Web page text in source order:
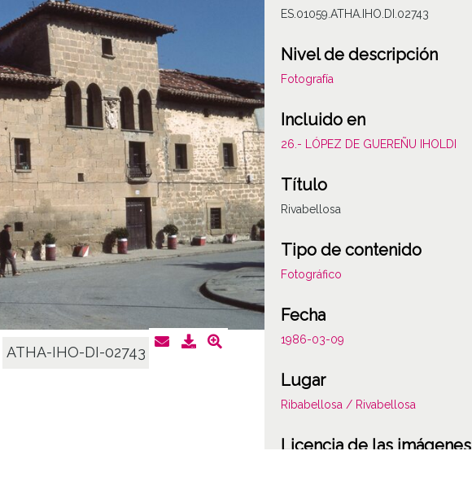
ATHA-IHO-DI-02743
ES.01059.ATHA.IHO.DI.02743
Nivel de descripción
Fotografía
Incluido en
26.- LÓPEZ DE GUEREÑU IHOLDI
Título
Rivabellosa
Tipo de contenido
Fotográfico
Fecha
1986-03-09
Lugar
Ribabellosa / Rivabellosa
Licencia de las imágenes